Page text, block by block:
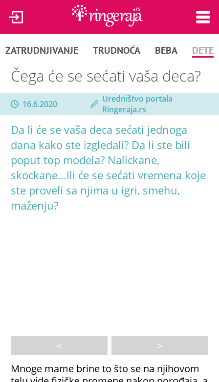
ZATRUDNJIVANJE TRUDNOĆA BEBA DETE
Čega će se sećati vaša deca?
16.6.2020
Uredništvo portala
Ringeraja.rs
Da li će se vaša deca sećati jednoga
dana kako ste izgledali? Da li ste bili
poput top modela? Nalickane,
skockane...Ili će se sećati vremena koje
ste proveli sa njima u igri, smehu,
maženju?
< >
Mnoge mame brine to što se na njihovom